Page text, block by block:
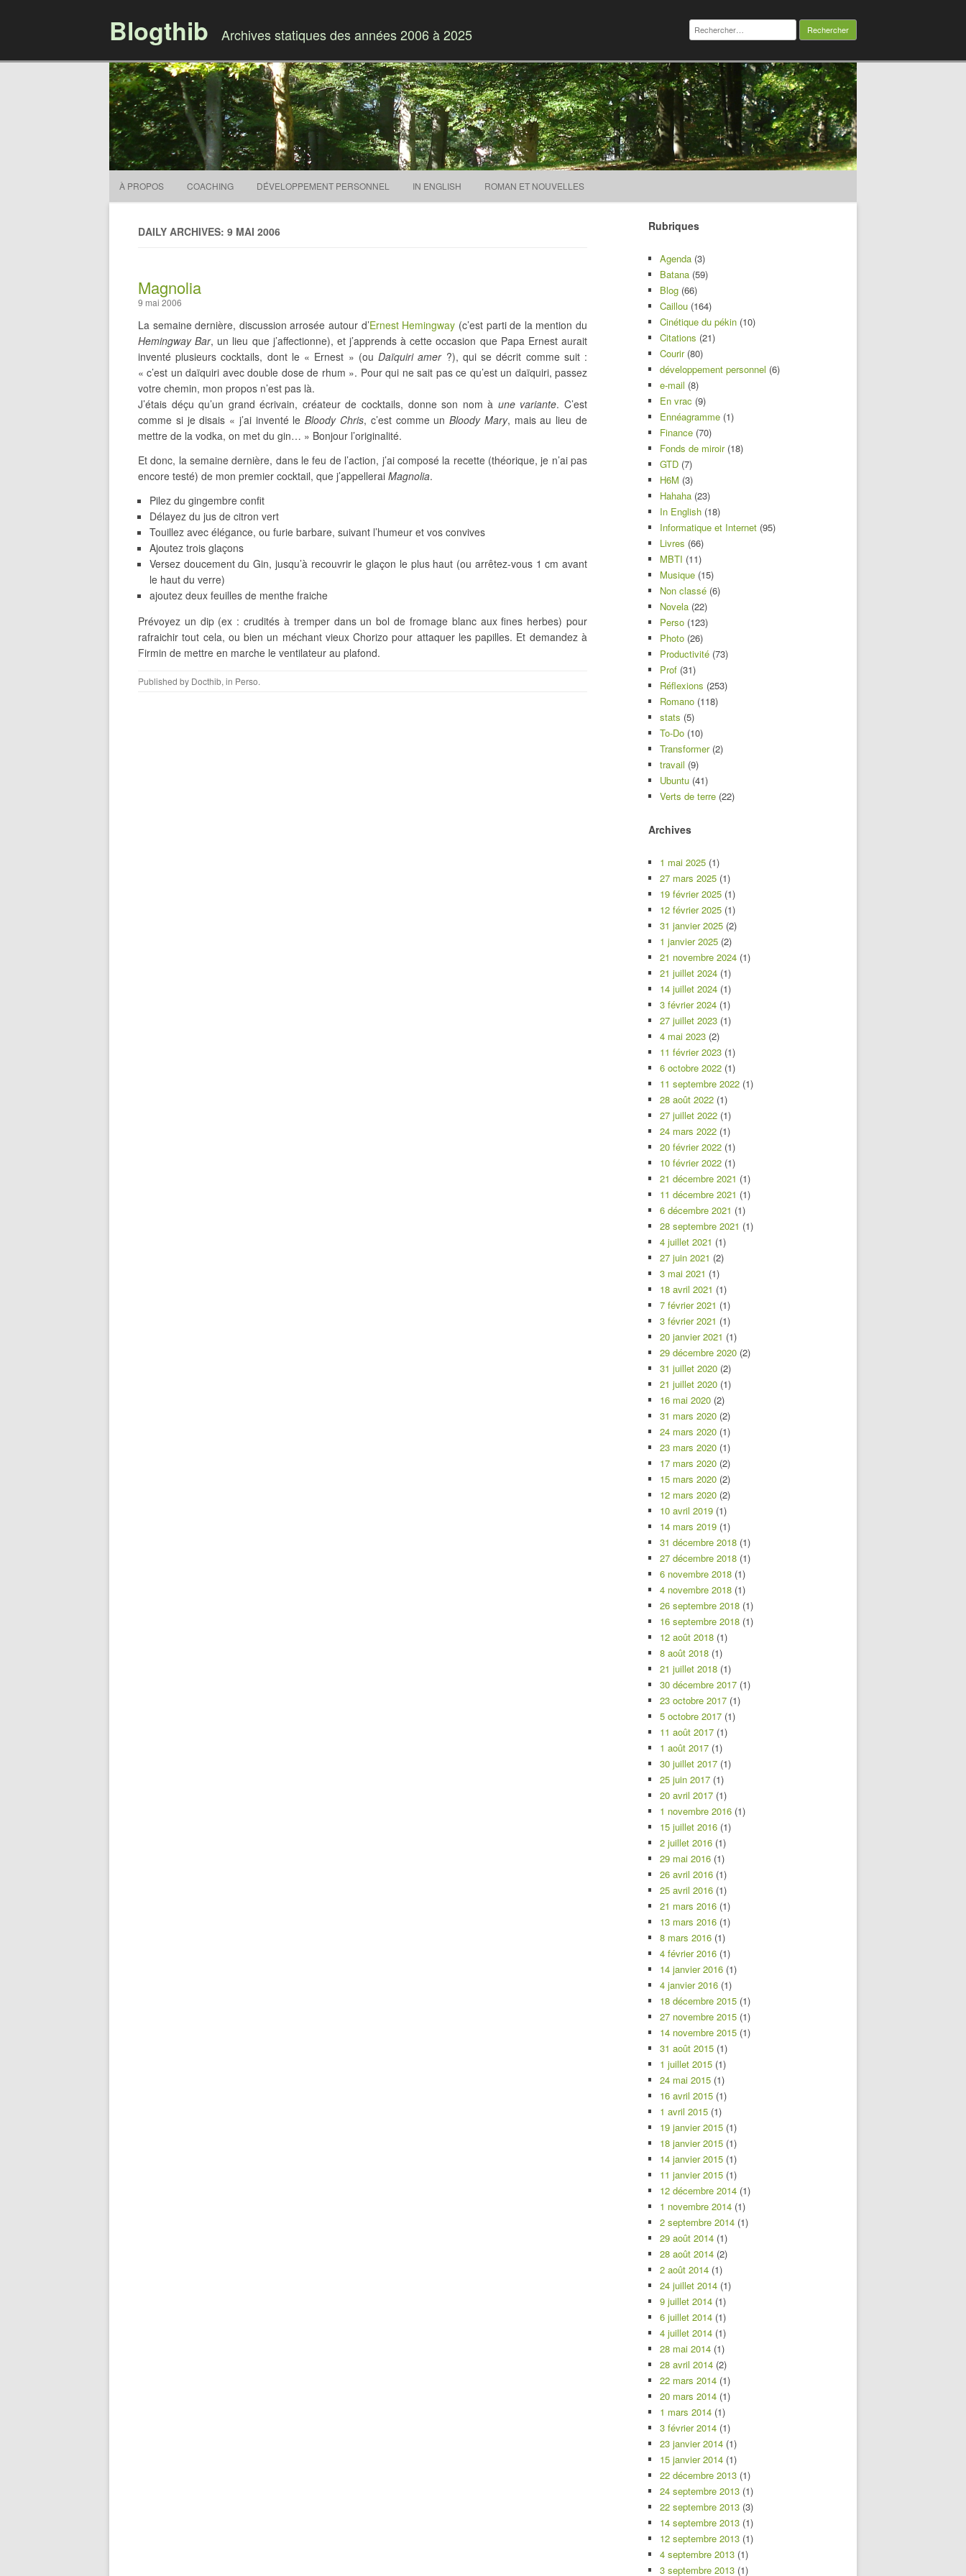
Blogthib Archives statiques des années 2006 à 2025
Rechercher :
À PROPOS COACHING DÉVELOPPEMENT PERSONNEL IN ENGLISH ROMAN ET NOUVELLES
DAILY ARCHIVES: 9 MAI 2006
Magnolia
9 mai 2006
La semaine dernière, discussion arrosée autour d’Ernest Hemingway (c’est parti de la mention du
Hemingway Bar, un lieu que j’affectionne), et j’apprends à cette occasion que Papa Ernest aurait
inventé plusieurs cocktails, dont le « Ernest » (ouDaïquiri amer?), qui se décrit comme suit :
« c’est un daïquiri avec double dose de rhum ». Pour qui ne sait pas ce qu’est un daïquiri, passez
votre chemin, mon propos n’est pas là.
J’étais déçu qu’un grand écrivain, créateur de cocktails, donne son nom à une variante. C’est
comme si je disais « j’ai inventé leBloody Chris, c’est comme unBloody Mary, mais au lieu de
mettre de la vodka, on met du gin… » Bonjour l’originalité.
Et donc, la semaine dernière, dans le feu de l’action, j’ai composé la recette (théorique, je n’ai pas
encore testé) de mon premier cocktail, que j’appellerai Magnolia.
Pilez du gingembre confit
Délayez du jus de citron vert
Touillez avec élégance, ou furie barbare, suivant l’humeur et vos convives
Ajoutez trois glaçons
Versez doucement du Gin, jusqu’à recouvrir le glaçon le plus haut (ou arrêtez-vous 1 cm avant
le haut du verre)
ajoutez deux feuilles de menthe fraiche
Prévoyez un dip (ex : crudités à tremper dans un bol de fromage blanc aux fines herbes) pour
rafraichir tout cela, ou bien un méchant vieux Chorizo pour attaquer les papilles. Et demandez à
Firmin de mettre en marche le ventilateur au plafond.
Published by Docthib, in Perso.
Rubriques
Agenda (3)
Batana (59)
Blog (66)
Caillou (164)
Cinétique du pékin (10)
Citations (21)
Courir(80)
développement personnel (6)
e-mail (8)
En vrac (9)
Ennéagramme (1)
Finance (70)
Fonds de miroir(18)
GTD (7)
H6M (3)
Hahaha (23)
In English (18)
Informatique et Internet (95)
Livres (66)
MBTI (11)
Musique (15)
Non classé (6)
Novela (22)
Perso (123)
Photo (26)
Productivité (73)
Prof (31)
Réflexions (253)
Romano (118)
stats (5)
To-Do (10)
Transformer(2)
travail (9)
Ubuntu (41)
Verts de terre (22)
Archives
1 mai 2025 (1)
27 mars 2025 (1)
19 février 2025 (1)
12 février 2025 (1)
31 janvier 2025 (2)
1 janvier 2025 (2)
21 novembre 2024 (1)
21 juillet 2024 (1)
14 juillet 2024 (1)
3 février 2024 (1)
27 juillet 2023 (1)
4 mai 2023 (2)
11 février 2023 (1)
6 octobre 2022 (1)
11 septembre 2022 (1)
28 août 2022 (1)
27 juillet 2022 (1)
24 mars 2022 (1)
20 février 2022 (1)
10 février 2022 (1)
21 décembre 2021 (1)
11 décembre 2021 (1)
6 décembre 2021 (1)
28 septembre 2021 (1)
4 juillet 2021 (1)
27 juin 2021 (2)
3 mai 2021 (1)
18 avril 2021 (1)
7 février 2021 (1)
3 février 2021 (1)
20 janvier 2021 (1)
29 décembre 2020 (2)
31 juillet 2020 (2)
21 juillet 2020 (1)
16 mai 2020 (2)
31 mars 2020 (2)
24 mars 2020 (1)
23 mars 2020 (1)
17 mars 2020 (2)
15 mars 2020 (2)
12 mars 2020 (2)
10 avril 2019 (1)
14 mars 2019 (1)
31 décembre 2018 (1)
27 décembre 2018 (1)
6 novembre 2018 (1)
4 novembre 2018 (1)
26 septembre 2018 (1)
16 septembre 2018 (1)
12 août 2018 (1)
8 août 2018 (1)
21 juillet 2018 (1)
30 décembre 2017 (1)
23 octobre 2017 (1)
5 octobre 2017 (1)
11 août 2017 (1)
1 août 2017 (1)
30 juillet 2017 (1)
25 juin 2017 (1)
20 avril 2017 (1)
1 novembre 2016 (1)
15 juillet 2016 (1)
2 juillet 2016 (1)
29 mai 2016 (1)
26 avril 2016 (1)
25 avril 2016 (1)
21 mars 2016 (1)
13 mars 2016 (1)
8 mars 2016 (1)
4 février 2016 (1)
14 janvier 2016 (1)
4 janvier 2016 (1)
18 décembre 2015 (1)
27 novembre 2015 (1)
14 novembre 2015 (1)
31 août 2015 (1)
1 juillet 2015 (1)
24 mai 2015 (1)
16 avril 2015 (1)
1 avril 2015 (1)
19 janvier 2015 (1)
18 janvier 2015 (1)
14 janvier 2015 (1)
11 janvier 2015 (1)
12 décembre 2014 (1)
1 novembre 2014 (1)
2 septembre 2014 (1)
29 août 2014 (1)
28 août 2014 (2)
2 août 2014 (1)
24 juillet 2014 (1)
9 juillet 2014 (1)
6 juillet 2014 (1)
4 juillet 2014 (1)
28 mai 2014 (1)
28 avril 2014 (2)
22 mars 2014 (1)
20 mars 2014 (1)
1 mars 2014 (1)
3 février 2014 (1)
23 janvier 2014 (1)
15 janvier 2014 (1)
22 décembre 2013 (1)
24 septembre 2013 (1)
22 septembre 2013 (3)
14 septembre 2013 (1)
12 septembre 2013 (1)
4 septembre 2013 (1)
3 septembre 2013 (1)